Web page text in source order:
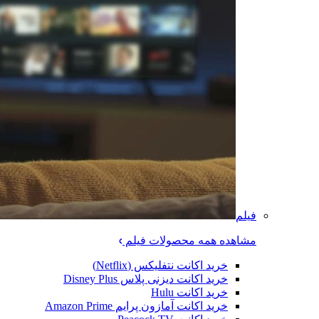
فیلم
مشاهده همه محصولات فیلم
خرید اکانت نتفلیکس (Netflix)
خرید اکانت دیزنی پلاس Disney Plus
خرید اکانت Hulu
خرید اکانت آمازون پرایم Amazon Prime